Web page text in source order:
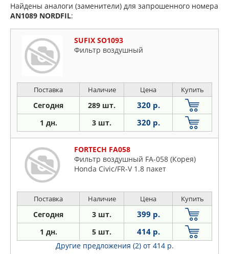
Найдены аналоги (заменители) для запрошенного номера
AN1089 NORDFIL:
SUFIX SO1093
Фильтр воздушный
Поставка Наличие Цена Купить
Сегодня 289 шт. 320 р.
1 дн. 3 шт. 320 р.
FORTECH FA058
Фильтр воздушный FA-058 (Корея)
Honda Civic/FR-V 1.8 пакет
Поставка Наличие Цена Купить
Сегодня 3 шт. 399 р.
1 дн. 5 шт. 414 р.
Другие предложения (2) от 414 р.